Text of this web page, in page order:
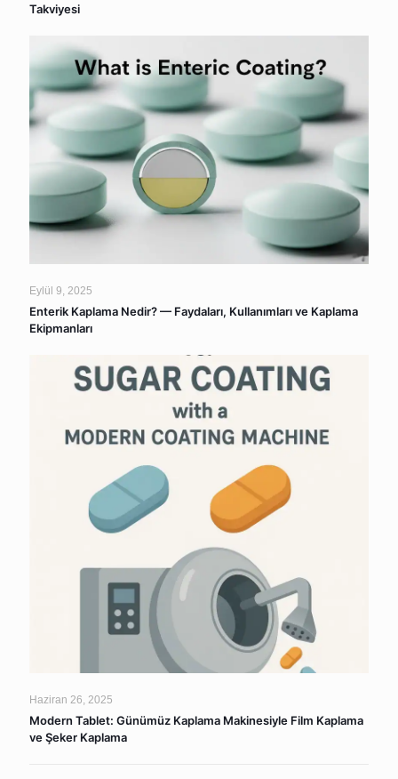
Takviyesi
Eylül 9, 2025
Enterik Kaplama Nedir? — Faydaları, Kullanımları ve Kaplama
Ekipmanları
Haziran 26, 2025
Modern Tablet: Günümüz Kaplama Makinesiyle Film Kaplama
ve Şeker Kaplama